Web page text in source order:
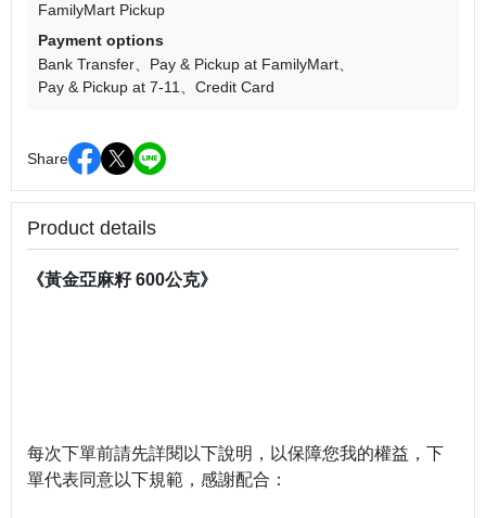
FamilyMart Pickup
Payment options
Bank Transfer
Pay & Pickup at FamilyMart
Pay & Pickup at 7-11
Credit Card
Share
Product details
《黃金亞麻籽 600公克》
每次下單前請先詳閱以下說明，以保障您我的權益，下
單代表同意以下規範，感謝配合：